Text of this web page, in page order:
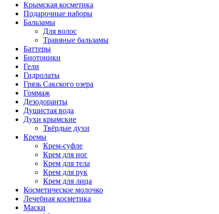
Крымская косметика
Подарочные наборы
Бальзамы
Для волос
Травяные бальзамы
Баттеры
Биотоники
Гели
Гидролаты
Грязь Сакского озера
Гоммаж
Дезодоранты
Душистая вода
Духи крымские
Твёрдые духи
Кремы
Крем-суфле
Крем для ног
Крем для тела
Крем для рук
Крем для лица
Косметическое молочко
Лечебная косметика
Маски